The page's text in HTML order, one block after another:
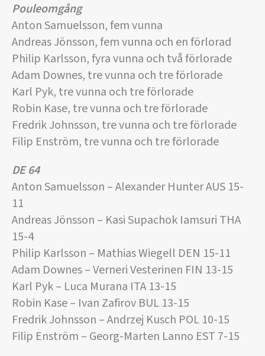
Pouleomgång
Anton Samuelsson, fem vunna
Andreas Jönsson, fem vunna och en förlorad
Philip Karlsson, fyra vunna och två förlorade
Adam Downes, tre vunna och tre förlorade
Karl Pyk, tre vunna och tre förlorade
Robin Kase, tre vunna och tre förlorade
Fredrik Johnsson, tre vunna och tre förlorade
Filip Enström, tre vunna och tre förlorade
DE 64
Anton Samuelsson – Alexander Hunter AUS 15-
11
Andreas Jönsson – Kasi Supachok Iamsuri THA
15-4
Philip Karlsson – Mathias Wiegell DEN 15-11
Adam Downes – Verneri Vesterinen FIN 13-15
Karl Pyk – Luca Murana ITA 13-15
Robin Kase – Ivan Zafirov BUL 13-15
Fredrik Johnsson – Andrzej Kusch POL 10-15
Filip Enström – Georg-Marten Lanno EST 7-15